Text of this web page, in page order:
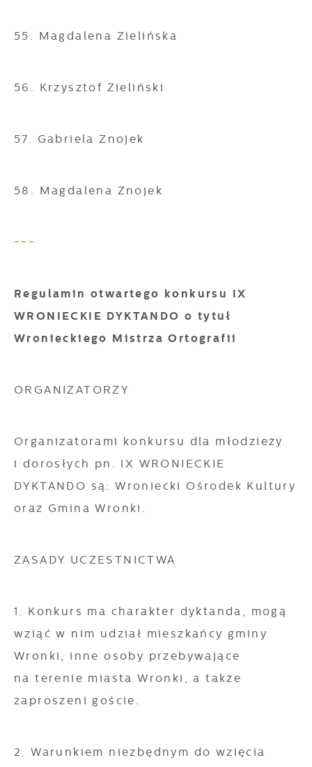
55. Magdalena Zielińska
56. Krzysztof Zieliński
57. Gabriela Znojek
58. Magdalena Znojek
---
Regulamin otwartego konkursu IX
WRONIECKIE DYKTANDO o tytuł
Wronieckiego Mistrza Ortografii
ORGANIZATORZY
Organizatorami konkursu dla młodzieży
i dorosłych pn. IX WRONIECKIE
DYKTANDO są: Wroniecki Ośrodek Kultury
oraz Gmina Wronki.
ZASADY UCZESTNICTWA
1. Konkurs ma charakter dyktanda, mogą
wziąć w nim udział mieszkańcy gminy
Wronki, inne osoby przebywające
na terenie miasta Wronki, a także
zaproszeni goście.
2. Warunkiem niezbędnym do wzięcia